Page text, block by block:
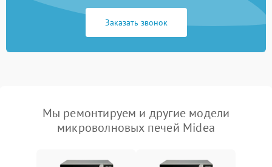
Заказать звонок
Мы ремонтируем и другие модели
микроволновых печей Midea